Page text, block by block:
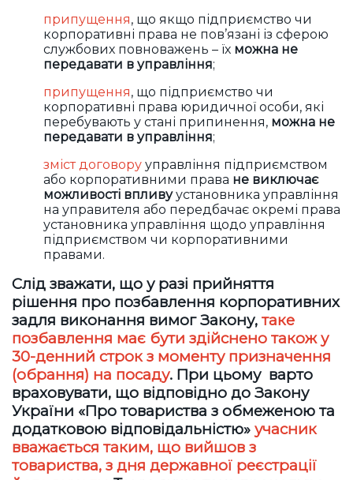
припущення, що якщо підприємство чи
корпоративні права не пов’язані із сферою
службових повноважень – їх можна не
передавати в управління;
припущення, що підприємство чи
корпоративні права юридичної особи, які
перебувають у стані припинення, можна не
передавати в управління;
зміст договору управління підприємством
або корпоративними права не виключає
можливості впливуустановника управління
на управителя або передбачає окремі права
установника управління щодо управління
підприємством чи корпоративними
правами.
Слід зважати, що у разі прийняття
рішення про позбавлення корпоративних
задля виконання вимог Закону, таке
позбавлення має бути здійснено також у
30-денний строк з моменту призначення
(обрання) на посаду. При цьому варто
враховувати, що відповідно до Закону
України «Про товариства з обмеженою та
додатковою відповідальністю» учасник
вважається таким, що вийшов з
товариства, з дня державної реєстрації